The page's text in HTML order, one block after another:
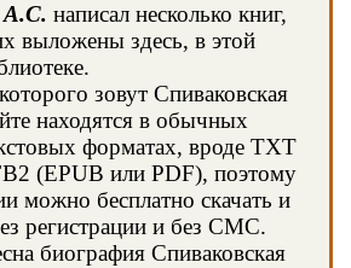
А.С. написал несколько книг,
выложены здесь, в этой
зовут Спиваковская
находятся в обычных
форматах, вроде TXT
(EPUB или PDF), поэтому
можно бесплатно скачать и
регистрации и без СМС.
биография Спиваковская